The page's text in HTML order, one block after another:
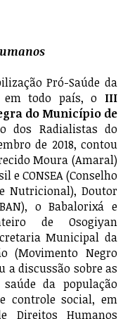
Pró-Saúde da
em todo país, o III
do Município de
dos Radialistas do
de 2018, contou
Moura (Amaral)
e CONSEA (Conselho
Nutricional), Doutor
o Babalorixá e
de Osogiyan
Municipal da
(Movimento Negro
a discussão sobre as
da população
controle social, em
Direitos Humanos